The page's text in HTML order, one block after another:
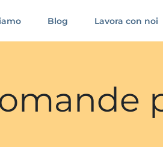
Blog Lavora con noi